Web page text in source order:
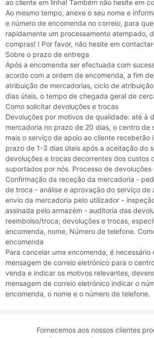
ao cliente em linha! Também não hesite em
Ao mesmo tempo, anexe o seu nome e
e número de encomenda no correio, para
rapidamente um processamento atempado,
compras! ! Por favor, não hesite em
Sobre o prazo de entrega
Após a encomenda ser efectuada com
acordo com a ordem de encomenda, a fim
atribuição de mercadorias, ciclo de
dias úteis, o tempo de chegada geral de
Como solicitar devoluções e trocas
Devoluções por motivos de qualidade: até à
mercadoria no prazo de 20 dias, o centro de
mais o serviço de apoio ao cliente receberão
prazo de 1-3 dias úteis após a aceitação do
devoluções e trocas decorrentes dos custos
suportados por nós. Processo de devoluções
Confirmação da receção da mercadoria -
de troca - análise e aprovação do serviço de
envio da mercadoria pelo utilizador -
assinada pelo armazém - auditoria das
reembolso/troca; devoluções e trocas,
encomenda, nome, Número de telefone.
encomenda
Para cancelar uma encomenda, é necessário
mensagem de correio eletrónico para o
venda e indicar os motivos relevantes,
mensagem de correio eletrónico indicar o
encomenda, o nome e o número de telefone.
Fornecemos aos nossos clientes